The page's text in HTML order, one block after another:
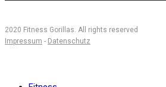
2020 Fitness Gorillas. All rights reserved
Impressum - Datenschutz